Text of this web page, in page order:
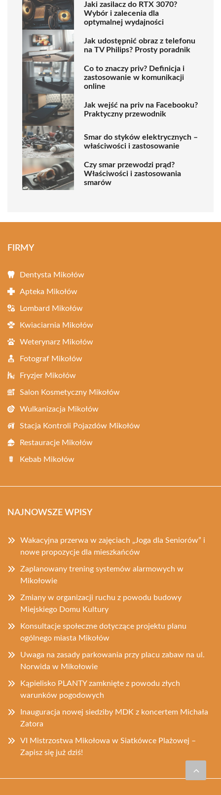
Jaki zasilacz do RTX 3070?
Wybór i zalecenia dla
optymalnej wydajności
Jak udostępnić obraz z telefonu
na TV Philips? Prosty poradnik
Co to znaczy priv? Definicja i
zastosowanie w komunikacji
online
Jak wejść na priv na Facebooku?
Praktyczny przewodnik
Smar do styków elektrycznych –
właściwości i zastosowanie
Czy smar przewodzi prąd?
Właściwości i zastosowania
smarów
FIRMY
Dentysta Mikołów
Apteka Mikołów
Lombard Mikołów
Kwiaciarnia Mikołów
Weterynarz Mikołów
Fotograf Mikołów
Fryzjer Mikołów
Salon Kosmetyczny Mikołów
Wulkanizacja Mikołów
Stacja Kontroli Pojazdów Mikołów
Restauracje Mikołów
Kebab Mikołów
NAJNOWSZE WPISY
Wakacyjna przerwa w zajęciach „Joga dla Seniorów” i
nowe propozycje dla mieszkańców
Zaplanowany trening systemów alarmowych w
Mikołowie
Zmiany w organizacji ruchu z powodu budowy
Miejskiego Domu Kultury
Konsultacje społeczne dotyczące projektu planu
ogólnego miasta Mikołów
Uwaga na zasady parkowania przy placu zabaw na ul.
Norwida w Mikołowie
Kąpielisko PLANTY zamknięte z powodu złych
warunków pogodowych
Inauguracja nowej siedziby MDK z koncertem Michała
Zatora
VI Mistrzostwa Mikołowa w Siatkówce Plażowej –
Zapisz się już dziś!